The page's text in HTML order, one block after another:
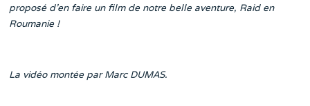
proposé d’en faire un film de notre belle aventure, Raid en
Roumanie !
La vidéo montée par Marc DUMAS.